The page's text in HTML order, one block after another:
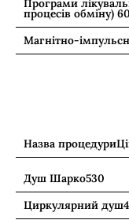
Програми
процесів обміну)
Магнітно-
Назва процедури
Душ Шарко530
Циркулярний душ